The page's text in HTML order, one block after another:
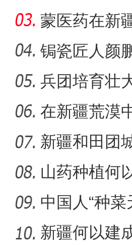
侨乡故事
蒙医药在新
锔瓷匠人颜
兵团培育壮
能
在新疆荒漠
新疆和田团
山药种植何
中国人“种
场
新疆何以建